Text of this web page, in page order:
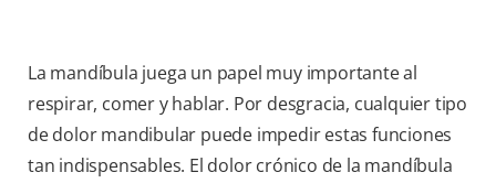
La mandíbula juega un papel muy importante al
respirar, comer y hablar. Por desgracia, cualquier tipo
de dolor mandibular puede impedir estas funciones
tan indispensables. El dolor crónico de la mandíbula